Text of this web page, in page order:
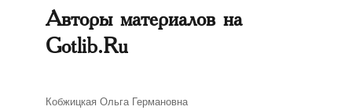
Авторы материалов на
Gotlib.Ru
Автор
Кобжицкая Ольга Германовна